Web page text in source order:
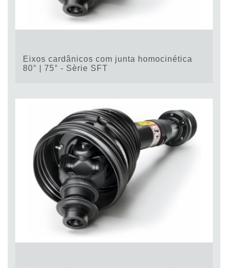
Eixos cardânicos com junta homocinética
80° | 75° - Sèrie SFT